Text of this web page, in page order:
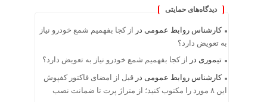
دیدگاه‌های حمایتی
کارشناس روابط عمومی در
از کجا بفهمیم شمع خودرو نیاز
به تعویض دارد؟
تیموری در
از کجا بفهمیم شمع خودرو نیاز به تعویض دارد؟
کارشناس روابط عمومی در قبل از امضای فاکتور کفپوش
این ۸ مورد را مکتوب کنید؛ از متراژ پرت تا ضمانت نصب